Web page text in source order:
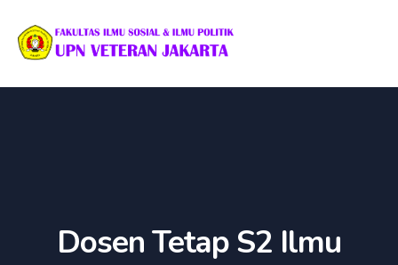
Dosen Tetap S2 Ilmu